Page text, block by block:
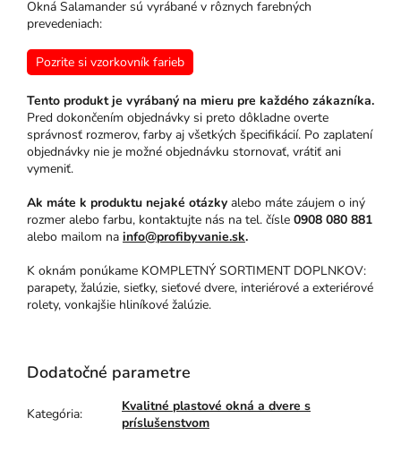
Okná Salamander sú vyrábané v rôznych farebných
prevedeniach:
Pozrite si vzorkovník farieb
Tento produkt je vyrábaný na mieru pre každého zákazníka.
Pred dokončením objednávky si preto dôkladne overte
správnosť rozmerov, farby aj všetkých špecifikácií. Po zaplatení
objednávky nie je možné objednávku stornovať, vrátiť ani
vymeniť.
Ak máte k produktu nejaké otázky alebo máte záujem o iný
rozmer alebo farbu, kontaktujte nás na tel. čísle 0908 080 881
alebo mailom na info@profibyvanie.sk.
K oknám ponúkame KOMPLETNÝ SORTIMENT DOPLNKOV:
parapety, žalúzie, sieťky, sieťové dvere, interiérové a exteriérové
rolety, vonkajšie hliníkové žalúzie.
Dodatočné parametre
Kategória:
Kvalitné plastové okná a dvere s
príslušenstvom